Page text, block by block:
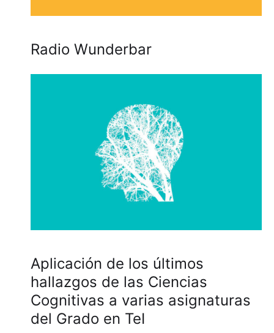
Radio Wunderbar
Aplicación de los últimos
hallazgos de las Ciencias
Cognitivas a varias asignaturas
del Grado en TeI